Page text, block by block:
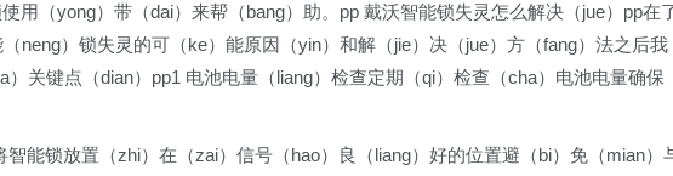
用（yong）带（dai）来帮（bang）助。pp 戴沃智能锁失灵怎么解决（jue）pp在
neng）锁失灵的可（ke）能原因（yin）和解（jie）决（jue）方（fang）法之后我
）关键点（dian）pp1 电池电量（liang）检查定期（qi）检查（cha）电池电量确保
能锁放置（zhi）在（zai）信号（hao）良（liang）好的位置避（bi）免（mian）